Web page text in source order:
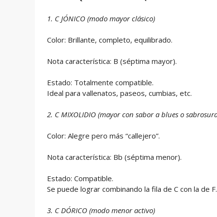
1. C JÓNICO (modo mayor clásico)
Color: Brillante, completo, equilibrado.
Nota característica: B (séptima mayor).
Estado: Totalmente compatible.
Ideal para vallenatos, paseos, cumbias, etc.
2. C MIXOLIDIO (mayor con sabor a blues o
Color: Alegre pero más “callejero”.
Nota característica: Bb (séptima menor).
Estado: Compatible.
Se puede lograr combinando la fila de C con la de F.
3. C DÓRICO (modo menor activo)